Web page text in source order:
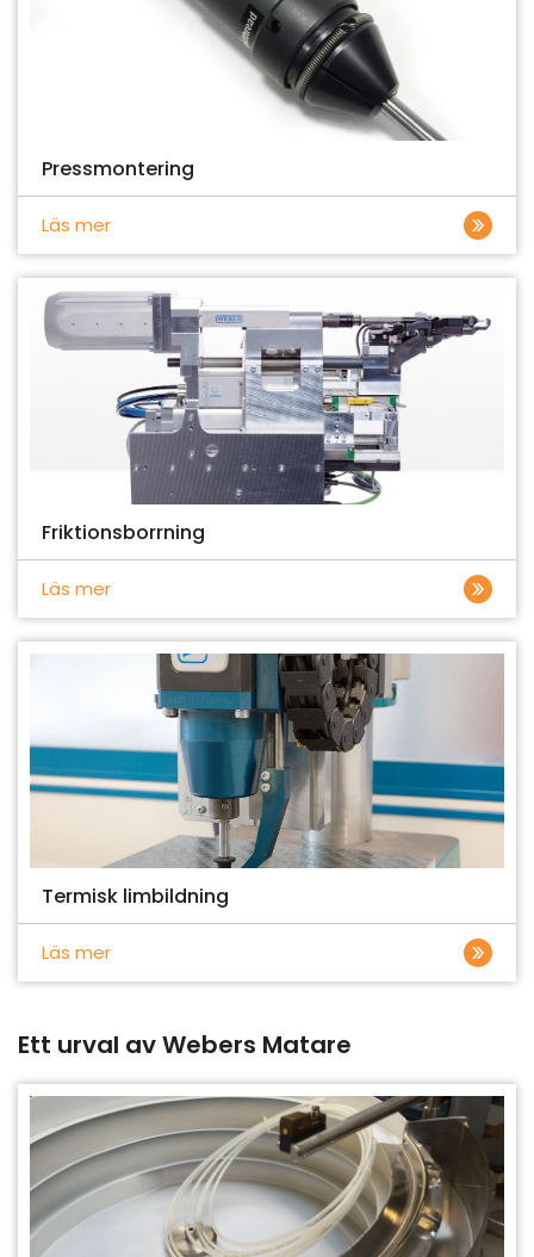
Pressmontering
Läs mer
Friktionsborrning
Läs mer
Termisk limbildning
Läs mer
Ett urval av Webers Matare